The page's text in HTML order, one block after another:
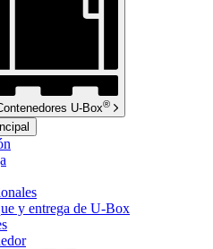
U-Box®
y entrega de U-Box